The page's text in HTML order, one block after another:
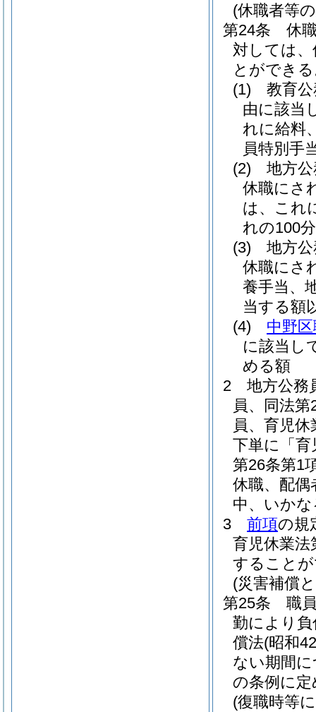
(休職者等
第24条
休
対しては
とができ
(1)
教育
由に該当
れに給料
員特別手
(2)
地方
休職にさ
は、これ
れの100
(3)
地方
休職にさ
養手当、
当する額
(4)
中野
に該当し
める額
2
地方公務
員、同法
員、育児
下単に「
第26条第1
休職、配偶
中、いか
3
前項の規
育児休業法
すること
(災害補償
第25条
職
勤により
償法(昭和
ない期間
の条例に
(復職時等